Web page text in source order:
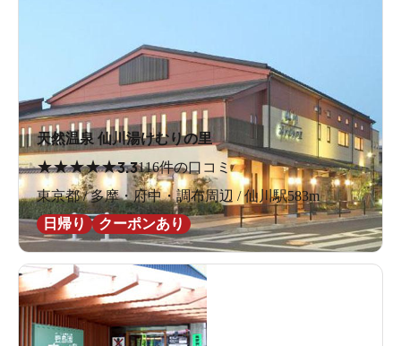
天然温泉 仙川湯けむりの里
★★★★★3.3116件の口コミ
東京都 / 多摩・府中・調布周辺 / 仙川駅583m
日帰り
クーポンあり